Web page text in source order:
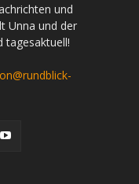
und
Unna und der
tagesaktuell!